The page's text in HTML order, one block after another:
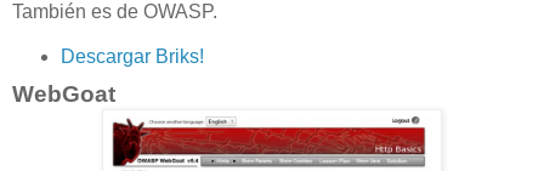
También es de OWASP.
Descargar Briks!
WebGoat